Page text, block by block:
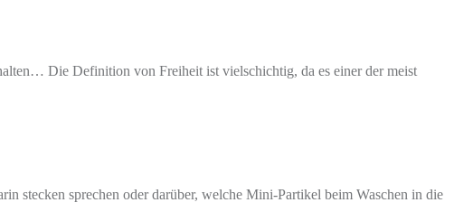
Die Definition von Freiheit ist vielschichtig, da es einer der meist
stecken sprechen oder darüber, welche Mini-Partikel beim Waschen in die